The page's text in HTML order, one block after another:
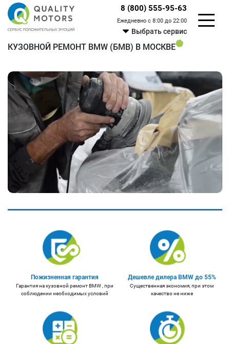
8 (800) 555-95-63
Ежедневно с 8:00 до 22:00
Выбрать сервис
КУЗОВНОЙ РЕМОНТ BMW (БМВ) В МОСКВЕ
Пожизненная гарантия
Гарантия на кузовной ремонт BMW , при
соблюдении необходимых условий
Дешевле дилера BMW до 55%
Существенная экономия, при этом
качество не ниже